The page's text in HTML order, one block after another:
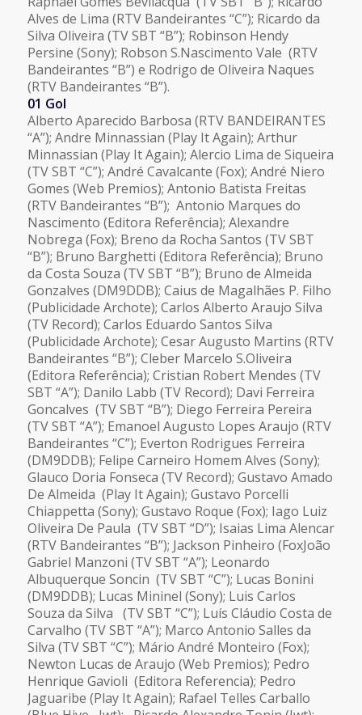
Alves de Lima (RTV Bandeirantes “C”); Ricardo da
Silva Oliveira (TV SBT “B”); Robinson Hendy
Persine (Sony); Robson S.Nascimento Vale (RTV
Bandeirantes “B”) e Rodrigo de Oliveira Naques
(RTV Bandeirantes “B”).
01 Gol
Alberto Aparecido Barbosa (RTV BANDEIRANTES
“A”); Andre Minnassian (Play It Again); Arthur
Minnassian (Play It Again); Alercio Lima de Siqueira
(TV SBT “C”); André Cavalcante (Fox); André Niero
Gomes (Web Premios); Antonio Batista Freitas
(RTV Bandeirantes “B”); Antonio Marques do
Nascimento (Editora Referência); Alexandre
Nobrega (Fox); Breno da Rocha Santos (TV SBT
“B”); Bruno Barghetti (Editora Referência); Bruno
da Costa Souza (TV SBT “B”); Bruno de Almeida
Gonzalves (DM9DDB); Caius de Magalhães P. Filho
(Publicidade Archote); Carlos Alberto Araujo Silva
(TV Record); Carlos Eduardo Santos Silva
(Publicidade Archote); Cesar Augusto Martins (RTV
Bandeirantes “B”); Cleber Marcelo S.Oliveira
(Editora Referência); Cristian Robert Mendes (TV
SBT “A”); Danilo Labb (TV Record); Davi Ferreira
Goncalves (TV SBT “B”); Diego Ferreira Pereira
(TV SBT “A”); Emanoel Augusto Lopes Araujo (RTV
Bandeirantes “C”); Everton Rodrigues Ferreira
(DM9DDB); Felipe Carneiro Homem Alves (Sony);
Glauco Doria Fonseca (TV Record); Gustavo Amado
De Almeida (Play It Again); Gustavo Porcelli
Chiappetta (Sony); Gustavo Roque (Fox); Iago Luiz
Oliveira De Paula (TV SBT “D”); Isaias Lima Alencar
(RTV Bandeirantes “B”); Jackson Pinheiro (FoxJoão
Gabriel Manzoni (TV SBT “A”); Leonardo
Albuquerque Soncin (TV SBT “C”); Lucas Bonini
(DM9DDB); Lucas Mininel (Sony); Luis Carlos
Souza da Silva (TV SBT “C”); Luís Cláudio Costa de
Carvalho (TV SBT “A”); Marco Antonio Salles da
Silva (TV SBT “C”); Mário André Monteiro (Fox);
Newton Lucas de Araujo (Web Premios); Pedro
Henrique Gavioli (Editora Referencia); Pedro
Jaguaribe (Play It Again); Rafael Telles Carballo